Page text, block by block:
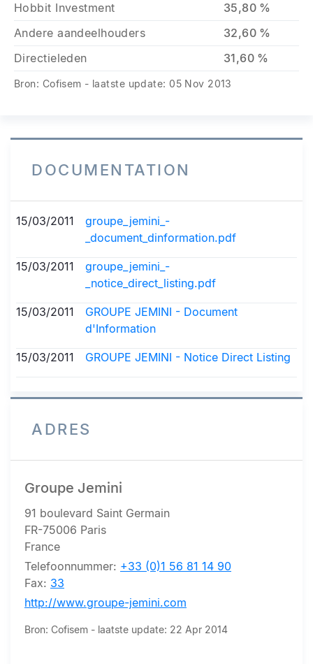
Hobbit Investment
35,80 %
Andere aandeelhouders
32,60 %
Directieleden
31,60 %
Bron: Cofisem - laatste update: 05 Nov 2013
DOCUMENTATION
15/03/2011
groupe_jemini_-
_document_dinformation.pdf
15/03/2011
groupe_jemini_-
_notice_direct_listing.pdf
15/03/2011
GROUPE JEMINI - Document
d'Information
15/03/2011 GROUPE JEMINI - Notice Direct Listing
ADRES
Groupe Jemini
91 boulevard Saint Germain
FR-75006 Paris
France
Telefoonnummer: +33 (0)1 56 81 14 90
Fax: 33
http://www.groupe-jemini.com
Bron: Cofisem - laatste update: 22 Apr 2014